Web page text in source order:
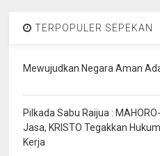
TERPOPULER SEPEKAN
Mewujudkan Negara Aman
Pilkada Sabu Raijua :
Jasa, KRISTO Tegakkan
Kerja